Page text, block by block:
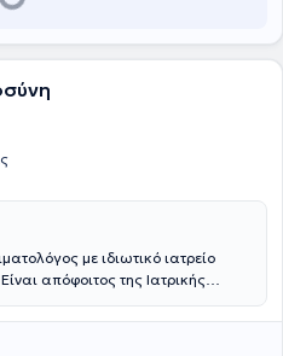
με ιδιωτικό ιατρείο
απόφοιτος της Ιατρικής
παθολογίας στο